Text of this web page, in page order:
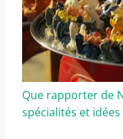
Que rapporter de
spécialités et